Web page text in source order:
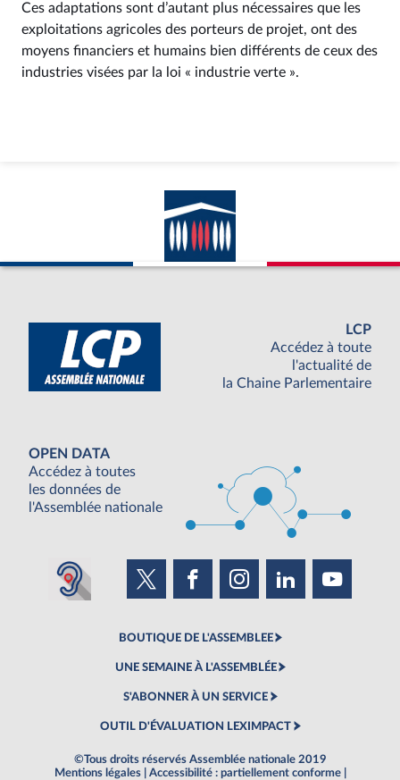
Ces adaptations sont d’autant plus nécessaires que les
exploitations agricoles des porteurs de projet, ont des
moyens financiers et humains bien différents de ceux des
industries visées par la loi « industrie verte ».
LCP
Accédez à toute
l'actualité de
la Chaine Parlementaire
OPEN DATA
Accédez à toutes
les données de
l'Assemblée nationale
BOUTIQUE DE L'ASSEMBLEE
UNE SEMAINE À L'ASSEMBLÉE
S'ABONNER À UN SERVICE
OUTIL D'ÉVALUATION LEXIMPACT
©Tous droits réservés Assemblée nationale 2019
Mentions légales
Accessibilité : partiellement conforme